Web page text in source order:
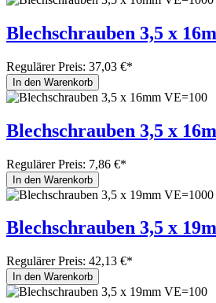
Blechschrauben 3,5 x
Regulärer Preis: 37,03 €*
In den Warenkorb
Blechschrauben 3,5 x
Regulärer Preis: 7,86 €*
In den Warenkorb
Blechschrauben 3,5 x
Regulärer Preis: 42,13 €*
In den Warenkorb